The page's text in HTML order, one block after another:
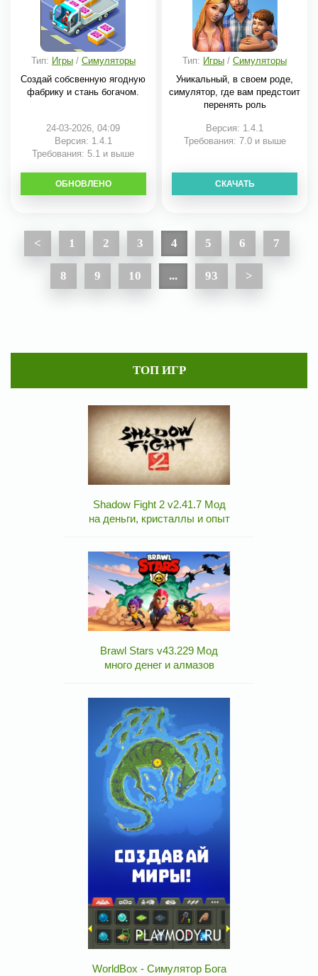
Тип: Игры/ Симуляторы
Создай собсвенную ягодную
фабрику и стань богачом.
24-03-2026, 04:09
Версия: 1.4.1
Требования: 5.1 и выше
СКАЧАТЬ
ОБНОВЛЕНО
Тип: Игры /Симуляторы
Уникальный, в своем роде,
симулятор, где вам предстоит
перенять роль
Версия: 1.4.1
Требования: 7.0 и выше
СКАЧАТЬ
< 1 2 3 4 5 6 7
8 9 10 ... 93 >
ТОП ИГР
Shadow Fight 2 v2.41.7 Мод
на деньги, кристаллы и опыт
Brawl Stars v43.229 Мод
много денег и алмазов
WorldBox - Симулятор Бога